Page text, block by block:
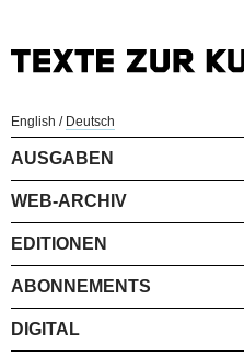
English / Deutsch
AUSGABEN
WEB-ARCHIV
EDITIONEN
ABONNEMENTS
DIGITAL